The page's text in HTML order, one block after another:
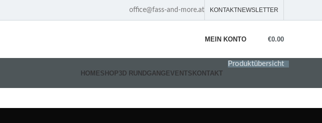
office@fass-and-more.at KONTAKTNEWSLETTER
MEIN KONTO €0.00
HOMESHOP3D RUNDGANGEVENTSKONTAKT
Produktübersicht